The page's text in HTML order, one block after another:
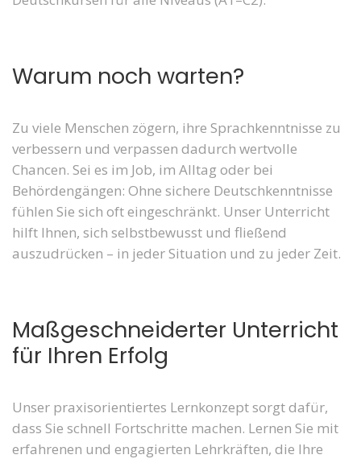
Warum noch warten?
Zu viele Menschen zögern, ihre Sprachkenntnisse zu
verbessern und verpassen dadurch wertvolle
Chancen. Sei es im Job, im Alltag oder bei
Behördengängen: Ohne sichere Deutschkenntnisse
fühlen Sie sich oft eingeschränkt. Unser Unterricht
hilft Ihnen, sich selbstbewusst und fließend
auszudrücken – in jeder Situation und zu jeder Zeit.
Maßgeschneiderter Unterricht
für Ihren Erfolg
Unser praxisorientiertes Lernkonzept sorgt dafür,
dass Sie schnell Fortschritte machen. Lernen Sie mit
erfahrenen und engagierten Lehrkräften, die Ihre